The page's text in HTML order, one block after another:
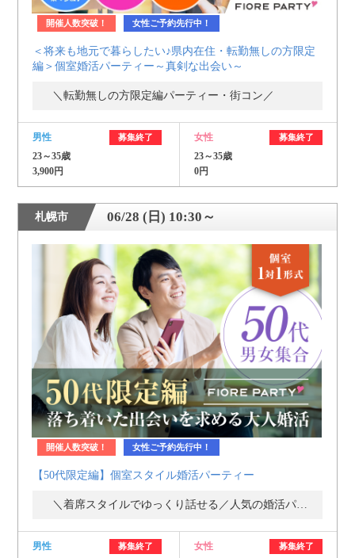
開催人数突破！ 女性ご予約先行中！
＜将来も地元で暮らしたい♪県内在住・転勤無しの方限定
編＞個室婚活パーティー～真剣な出会い～
＼転勤無しの方限定編パーティー・街コン／
男性 募集終了
23～35歳
3,900円
女性 募集終了
23～35歳
0円
札幌市 06/28 (日) 10:30～
開催人数突破！ 女性ご予約先行中！
【50代限定編】個室スタイル婚活パーティー
男性 募集終了 女性 募集終了